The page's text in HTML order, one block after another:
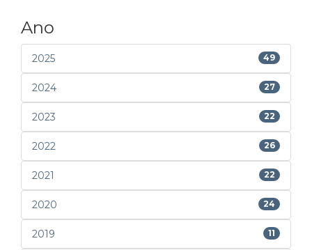
Ano
2025 49
2024 27
2023 22
2022 26
2021 22
2020 24
2019 11